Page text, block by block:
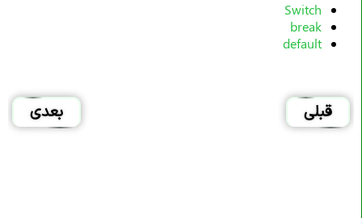
Switch
break
default
قبلی بعدی